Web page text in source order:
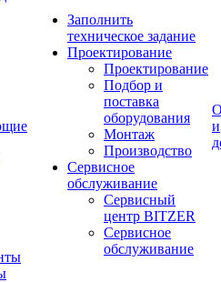
Заполнить
техническое задание
Проектирование
Проектирование
Подбор и
поставка
оборудования
Монтаж
Производство
Сервисное
обслуживание
Сервисный
центр BITZER
Сервисное
обслуживание
и